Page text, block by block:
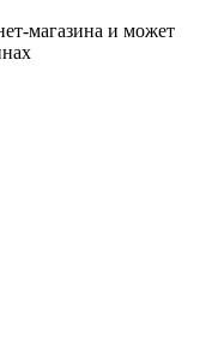
магазина и может